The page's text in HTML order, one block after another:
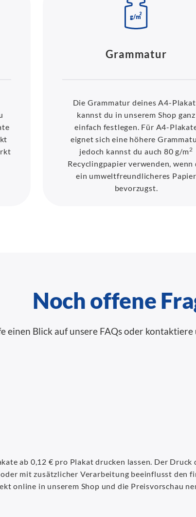
Grammatur
Die Grammatur deines A4-
kannst du in unserem Shop ganz
einfach festlegen. Für A4-
eignet sich eine höhere
jedoch kannst du auch 80 g/m2
Recyclingpapier verwenden, wenn
ein umweltfreundlicheres Papier
bevorzugst.
Noch offene
einen Blick auf unsere FAQs oder
ab 0,12 € pro Plakat drucken lassen. Der Druck
mit zusätzlicher Verarbeitung beeinflusst den
online in unserem Shop und die Preisvorschau